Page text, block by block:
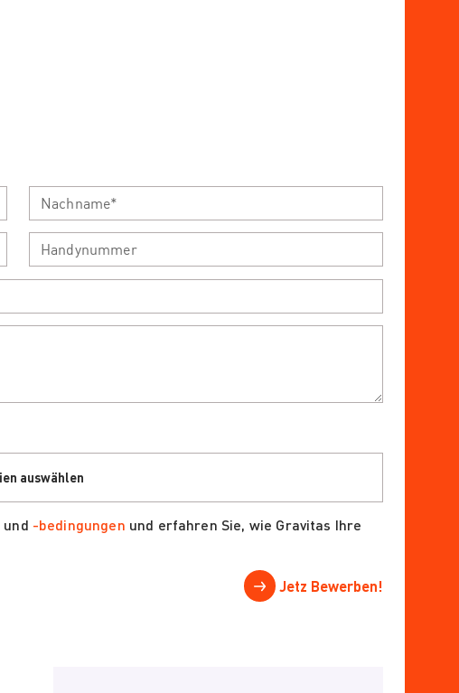
und -bedingungen und erfahren Sie, wie Gravitas Ihre